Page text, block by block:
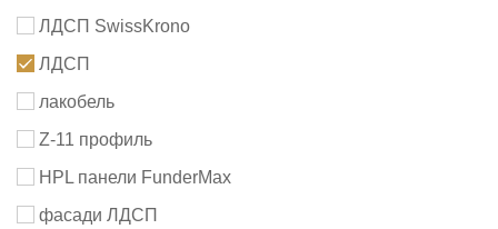
ЛДСП SwissKrono
ЛДСП
лакобель
Z-11 профиль
HPL панели FunderMax
фасади ЛДСП